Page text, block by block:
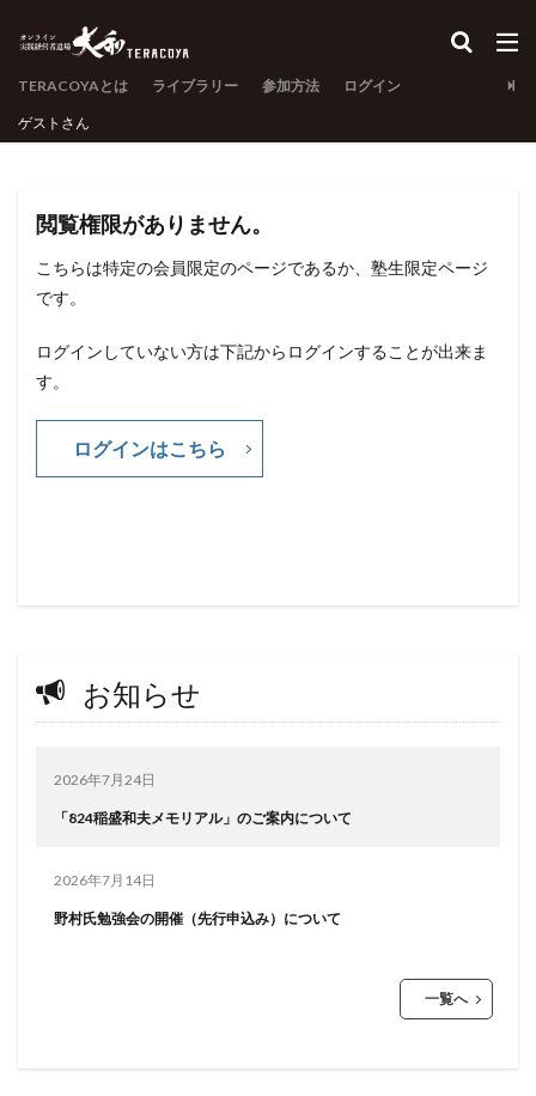
TERACOYAとは ライブラリー 参加方法 ログイン
ゲスト さん
閲覧権限がありません。
こちらは特定の会員限定のページであるか、塾生限定ページ
です。
ログインしていない方は下記からログインすることが出来ま
す。
ログインはこちら
お知らせ
2026年7月24日
「824稲盛和夫メモリアル」のご案内について
2026年7月14日
野村氏勉強会の開催（先行申込み）について
一覧へ